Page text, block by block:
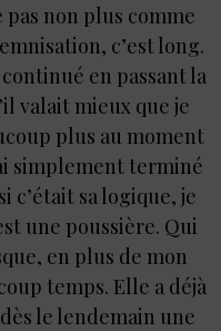
pas non plus comme
c’est long.
continué en passant la
valait mieux que je
plus au moment
simplement terminé
c’était sa logique, je
une poussière. Qui
en plus de mon
temps. Elle a déjà
le lendemain une